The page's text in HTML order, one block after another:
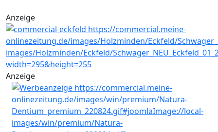
Anzeige
Anzeige